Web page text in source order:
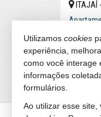
ITAJAÍ -
3 4
R$
Utilizamos cookies
experiência,
como você interage
informações
formulários.
Ao utilizar esse